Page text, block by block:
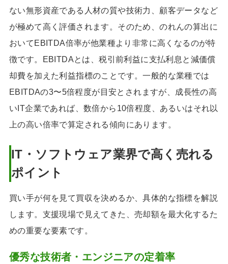
ない無形資産である人材の質や技術力、顧客データなど
が極めて高く評価されます。そのため、のれんの算出に
おいてEBITDA倍率が他業種より非常に高くなるのが特
徴です。EBITDAとは、税引前利益に支払利息と減価償
却費を加えた利益指標のことです。一般的な業種では
EBITDAの3〜5倍程度が目安とされますが、成長性の高
いIT企業であれば、数倍から10倍程度、あるいはそれ以
上の高い倍率で算定される傾向にあります。
IT・ソフトウェア業界で高く売れる
ポイント
買い手が何を見て買収を決めるか、具体的な指標を解説
します。支援現場で見えてきた、売却額を最大化するた
めの重要な要素です。
優秀な技術者・エンジニアの定着率